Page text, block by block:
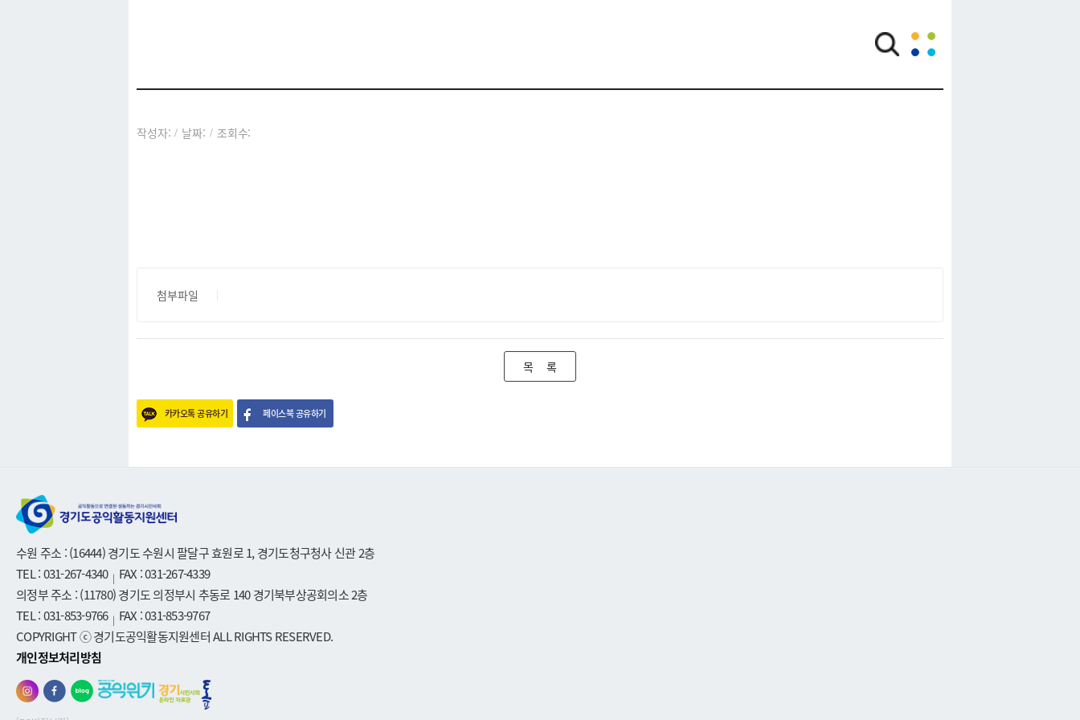
작성자: / 날짜: / 조회수:
첨부파일
카카오톡 공유하기 페이스북 공유하기
목 록
수원 주소 : (16444) 경기도 수원시 팔달구 효원로 1, 경기도청구청사 신관 2층
TEL : 031-267-4340 | FAX : 031-267-4339
의정부 주소 : (11780) 경기도 의정부시 추동로 140 경기북부상공회의소 2층
TEL : 031-853-9766 | FAX : 031-853-9767
COPYRIGHT ⓒ 경기도공익활동지원센터 ALL RIGHTS RESERVED.
개인정보처리방침